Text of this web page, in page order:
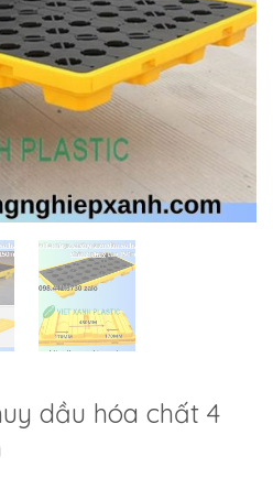
dầu hóa chất 4